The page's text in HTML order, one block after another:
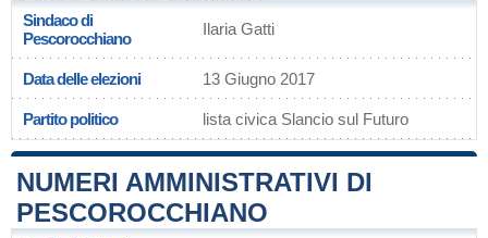
Sindaco di
Pescorocchiano
Ilaria Gatti
Data delle elezioni 13 Giugno 2017
Partito politico lista civica Slancio sul Futuro
NUMERI AMMINISTRATIVI DI
PESCOROCCHIANO